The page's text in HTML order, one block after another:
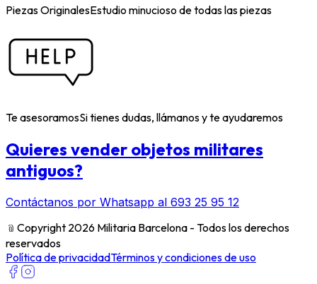
Piezas OriginalesEstudio minucioso de todas las piezas
Te asesoramosSi tienes dudas, llámanos y te ayudaremos
Quieres vender objetos militares
antiguos?
Contáctanos por Whatsapp al 693 25 95 12
﹫ Copyright 2026 Militaria Barcelona - Todos los derechos
reservados
Política de privacidadTérminos y condiciones de uso